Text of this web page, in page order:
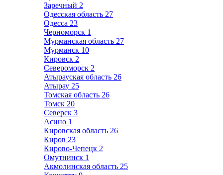
Заречный 2
Одесская область 27
Одесса 23
Черноморск 1
Мурманская область 27
Мурманск 10
Кировск 2
Североморск 2
Атырауская область 26
Атырау 25
Томская область 26
Томск 20
Северск 3
Асино 1
Кировская область 26
Киров 23
Кирово-Чепецк 2
Омутнинск 1
Акмолинская область 25